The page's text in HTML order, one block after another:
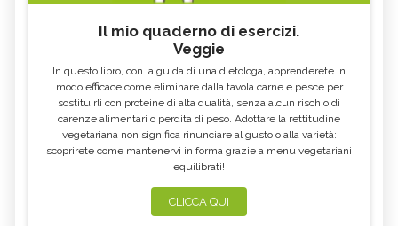
Il mio quaderno di esercizi.
Veggie
In questo libro, con la guida di una dietologa, apprenderete in
modo efficace come eliminare dalla tavola carne e pesce per
sostituirli con proteine di alta qualità, senza alcun rischio di
carenze alimentari o perdita di peso. Adottare la rettitudine
vegetariana non significa rinunciare al gusto o alla varietà:
scoprirete come mantenervi in forma grazie a menu vegetariani
equilibrati!
CLICCA QUI